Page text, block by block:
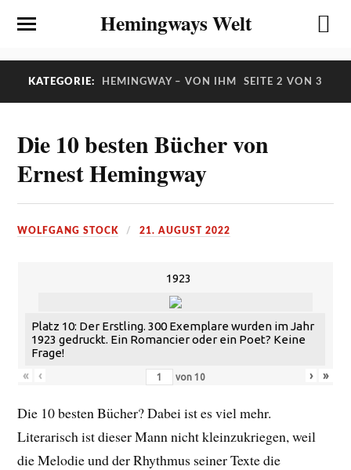
Hemingways Welt
KATEGORIE: HEMINGWAY – VON IHM SEITE 2 VON 3
Die 10 besten Bücher von
Ernest Hemingway
WOLFGANG STOCK 21. AUGUST 2022
1923
Platz 10: Der Erstling. 300 Exemplare wurden im Jahr
1923 gedruckt. Ein Romancier oder ein Poet? Keine
Frage!
«
‹ von 10 › »
Die 10 besten Bücher? Dabei ist es viel mehr.
Literarisch ist dieser Mann nicht kleinzukriegen, weil
die Melodie und der Rhythmus seiner Texte die